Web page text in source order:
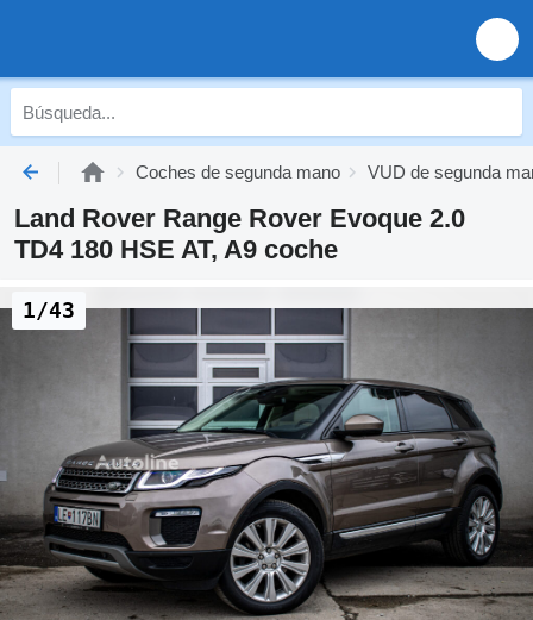
Coches de segunda mano VUD de segunda
Land Rover Range Rover Evoque 2.0
TD4 180 HSE AT, A9 coche
1/43